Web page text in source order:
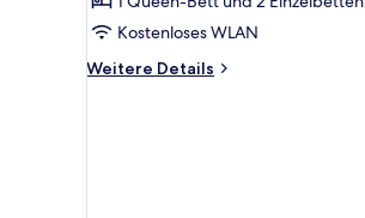
Quadruple
Room
anzeigen
Kostenloses WLAN
Weitere Details
Weitere